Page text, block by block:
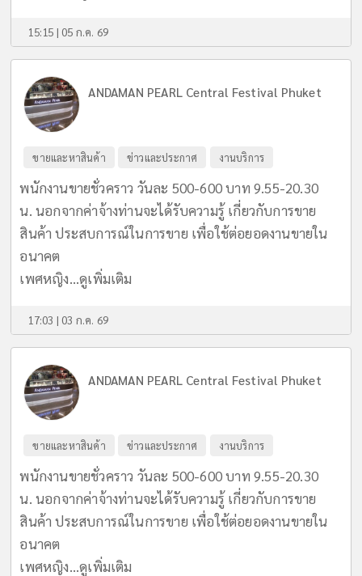
15:15 | 05 ก.ค. 69
ANDAMAN PEARL Central Festival Phuket
ขายและหาสินค้า ข่าวและประกาศ งานบริการ
พนักงานขายชั่วคราว วันละ 500-600 บาท 9.55-20.30
น. นอกจากค่าจ้างท่านจะได้รับความรู้ เกี่ยวกับการขาย
สินค้า ประสบการณ์ในการขาย เพื่อใช้ต่อยอดงานขายใน
อนาคต
เพศหญิง...ดูเพิ่มเติม
17:03 | 03 ก.ค. 69
ANDAMAN PEARL Central Festival Phuket
ขายและหาสินค้า ข่าวและประกาศ งานบริการ
พนักงานขายชั่วคราว วันละ 500-600 บาท 9.55-20.30
น. นอกจากค่าจ้างท่านจะได้รับความรู้ เกี่ยวกับการขาย
สินค้า ประสบการณ์ในการขาย เพื่อใช้ต่อยอดงานขายใน
อนาคต
เพศหญิง...ดูเพิ่มเติม